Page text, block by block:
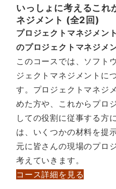
いっしょに考えるこれ
ネジメント (全2回)
プロジェクトマネジメン
のプロジェクトマネジメ
このコースでは、ソフト
ジェクトマネジメントに
す。プロジェクトマネジ
めた方や、これからプロ
しての役割に従事する方
は、いくつかの材料を提
元に皆さんの現場のプロ
考えていきます。
コース詳細を見る